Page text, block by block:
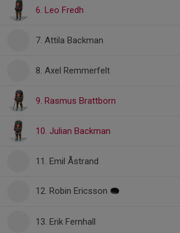
6. Leo Fredh
7. Attila Backman
8. Axel Remmerfelt
9. Rasmus Brattborn
10. Julian Backman
11. Emil Åstrand
12. Robin Ericsson
13. Erik Fernhall